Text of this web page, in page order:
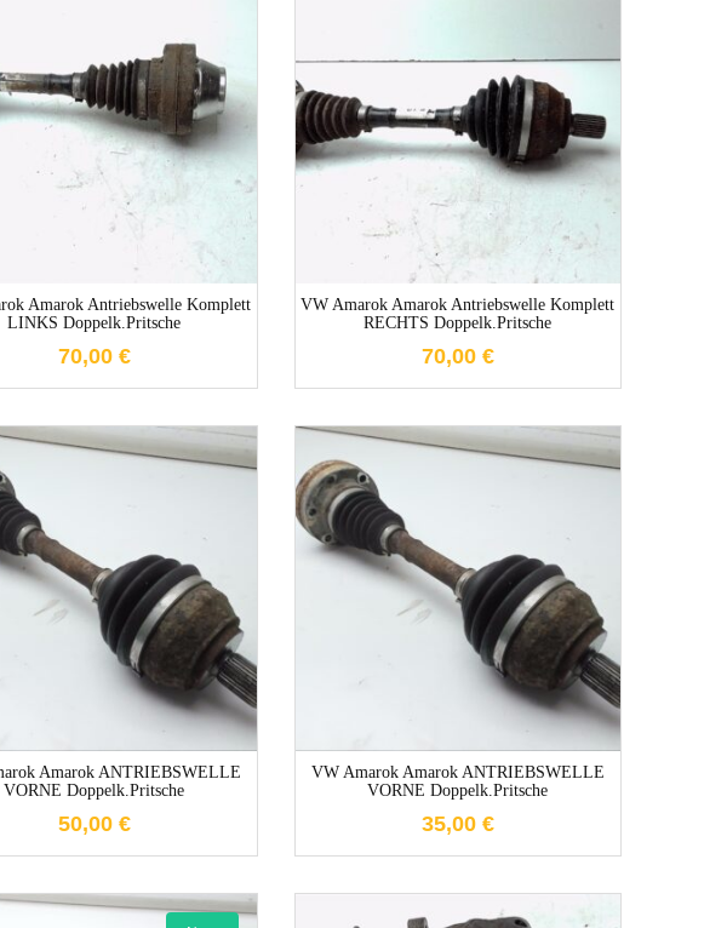
Amarok Antriebswelle Komplett
LINKS Doppelk.Pritsche
70,00 €
1-3 Werktage
VW Amarok Amarok Antriebswelle Komplett
RECHTS Doppelk.Pritsche
70,00 €
1-3 Werktage
Amarok ANTRIEBSWELLE
VORNE Doppelk.Pritsche
50,00 €
1-3 Werktage
VW Amarok Amarok ANTRIEBSWELLE
VORNE Doppelk.Pritsche
35,00 €
1-3 Werktage